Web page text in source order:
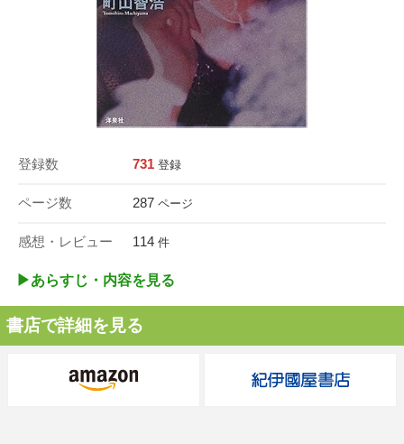
登録数 731 登録
ページ数 287 ページ
感想・レビュー 114 件
▶︎あらすじ・内容を見る
書店で詳細を見る